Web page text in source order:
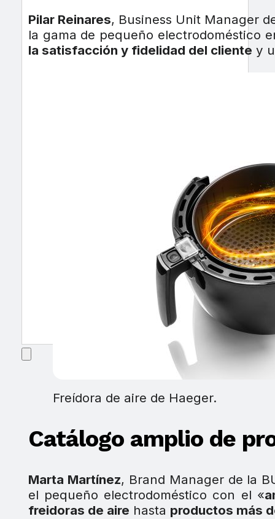
Pilar Reinares, Business Unit Manager
la gama de pequeño electrodoméstico
la satisfacción y fidelidad del cliente y
Freídora de aire de Haeger.
Catálogo amplio de
Marta Martínez, Brand Manager de la
el pequeño electrodoméstico con el «
freidoras de aire hasta productos más